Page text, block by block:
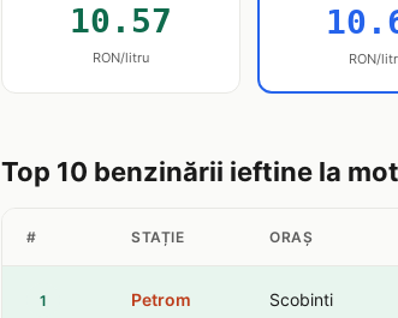
10.57
RON/litru RON/
Top 10 benzinării ieftine la
# STAȚIE ORAȘ
1 Petrom Scobinti